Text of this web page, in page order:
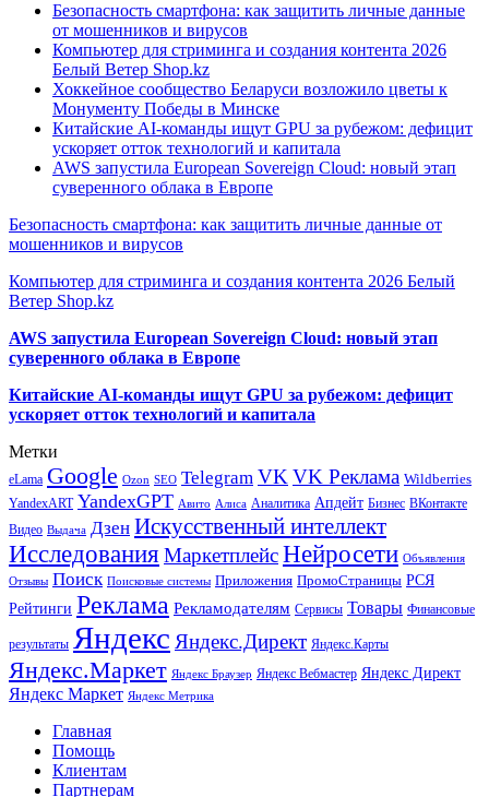
Безопасность смартфона: как защитить личные данные
от мошенников и вирусов
Компьютер для стриминга и создания контента 2026
Белый Ветер Shop.kz
Хоккейное сообщество Беларуси возложило цветы к
Монументу Победы в Минске
Китайские AI-команды ищут GPU за рубежом: дефицит
ускоряет отток технологий и капитала
AWS запустила European Sovereign Cloud: новый этап
суверенного облака в Европе
Безопасность смартфона: как защитить личные данные от
мошенников и вирусов
Компьютер для стриминга и создания контента 2026 Белый
Ветер Shop.kz
AWS запустила European Sovereign Cloud: новый этап
суверенного облака в Европе
Китайские AI-команды ищут GPU за рубежом: дефицит
ускоряет отток технологий и капитала
Метки
eLama Google Ozon SEO Telegram VKVK Реклама Wildberries
YandexART YandexGPT Авито Алиса Аналитика Апдейт Бизнес ВКонтакте
Видео Выдача Дзен Искусственный интеллект
Исследования МаркетплейсНейросети Объявления
Отзывы Поиск Поисковые системы Приложения ПромоСтраницы РСЯ
Рейтинги Реклама Рекламодателям Сервисы Товары Финансовые
результаты Яндекс Яндекс.Директ Яндекс.Карты
Яндекс.Маркет Яндекс Браузер Яндекс Вебмастер Яндекс Директ
Яндекс Маркет Яндекс Метрика
Главная
Помощь
Клиентам
Партнерам